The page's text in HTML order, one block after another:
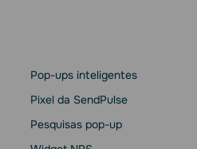
Pop-ups inteligentes
Pixel da SendPulse
Pesquisas pop-up